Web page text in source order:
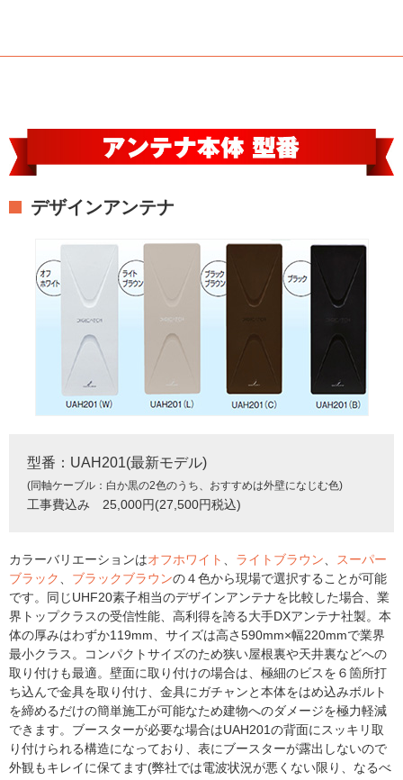
デザインアンテナ
型番：UAH201(最新モデル)
(同軸ケーブル：白か黒の2色のうち、おすすめは外壁になじむ色)
工事費込み 25,000円(27,500円税込)
カラーバリエーションはオフホワイト 、 ライトブラウン、 スーパー
ブラック、 ブラックブラウンの４色から現場で選択することが可能
です。同じUHF20素子相当のデザインアンテナを比較した場合、業
界トップクラスの受信性能、高利得を誇る大手DXアンテナ社製。本
体の厚みはわずか119mm、サイズは高さ590mm×幅220mmで業界
最小クラス。コンパクトサイズのため狭い屋根裏や天井裏などへの
取り付けも最適。壁面に取り付けの場合は、極細のビスを６箇所打
ち込んで金具を取り付け、金具にガチャンと本体をはめ込みボルト
を締めるだけの簡単施工が可能なため建物へのダメージを極力軽減
できます。ブースターが必要な場合はUAH201の背面にスッキリ取
り付けられる構造になっており、表にブースターが露出しないので
外観もキレイに保てます(弊社では電波状況が悪くない限り、なるべ